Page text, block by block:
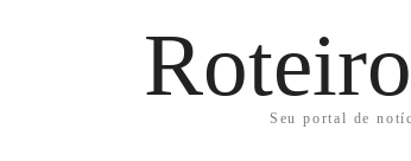
Seu portal de